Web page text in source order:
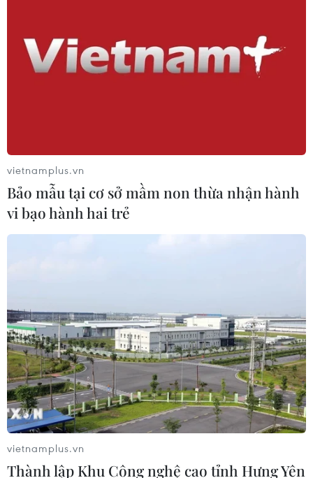
vietnamplus.vn
Bảo mẫu tại cơ sở mầm non thừa nhận hành
vi bạo hành hai trẻ
vietnamplus.vn
Thành lập Khu Công nghệ cao tỉnh Hưng Yên